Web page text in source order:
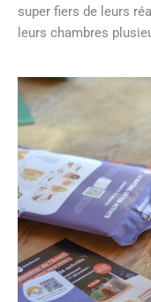
super fiers de leurs
leurs chambres